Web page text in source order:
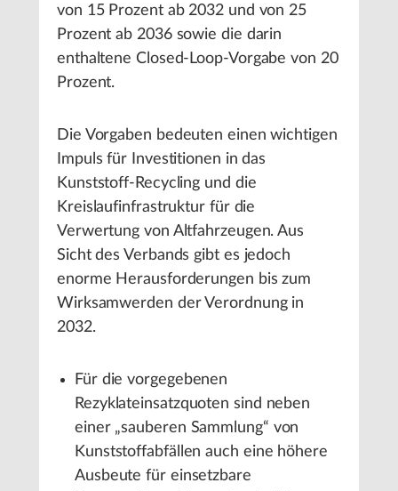
von 15 Prozent ab 2032 und von 25
Prozent ab 2036 sowie die darin
enthaltene Closed-Loop-Vorgabe von 20
Prozent.
Die Vorgaben bedeuten einen wichtigen
Impuls für Investitionen in das
Kunststoff-Recycling und die
Kreislaufinfrastruktur für die
Verwertung von Altfahrzeugen. Aus
Sicht des Verbands gibt es jedoch
enorme Herausforderungen bis zum
Wirksamwerden der Verordnung in
2032.
Für die vorgegebenen
Rezyklateinsatzquoten sind neben
einer „sauberen Sammlung“ von
Kunststoffabfällen auch eine höhere
Ausbeute für einsetzbare